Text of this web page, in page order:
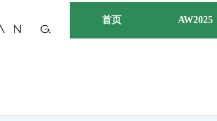
首页 AW2025